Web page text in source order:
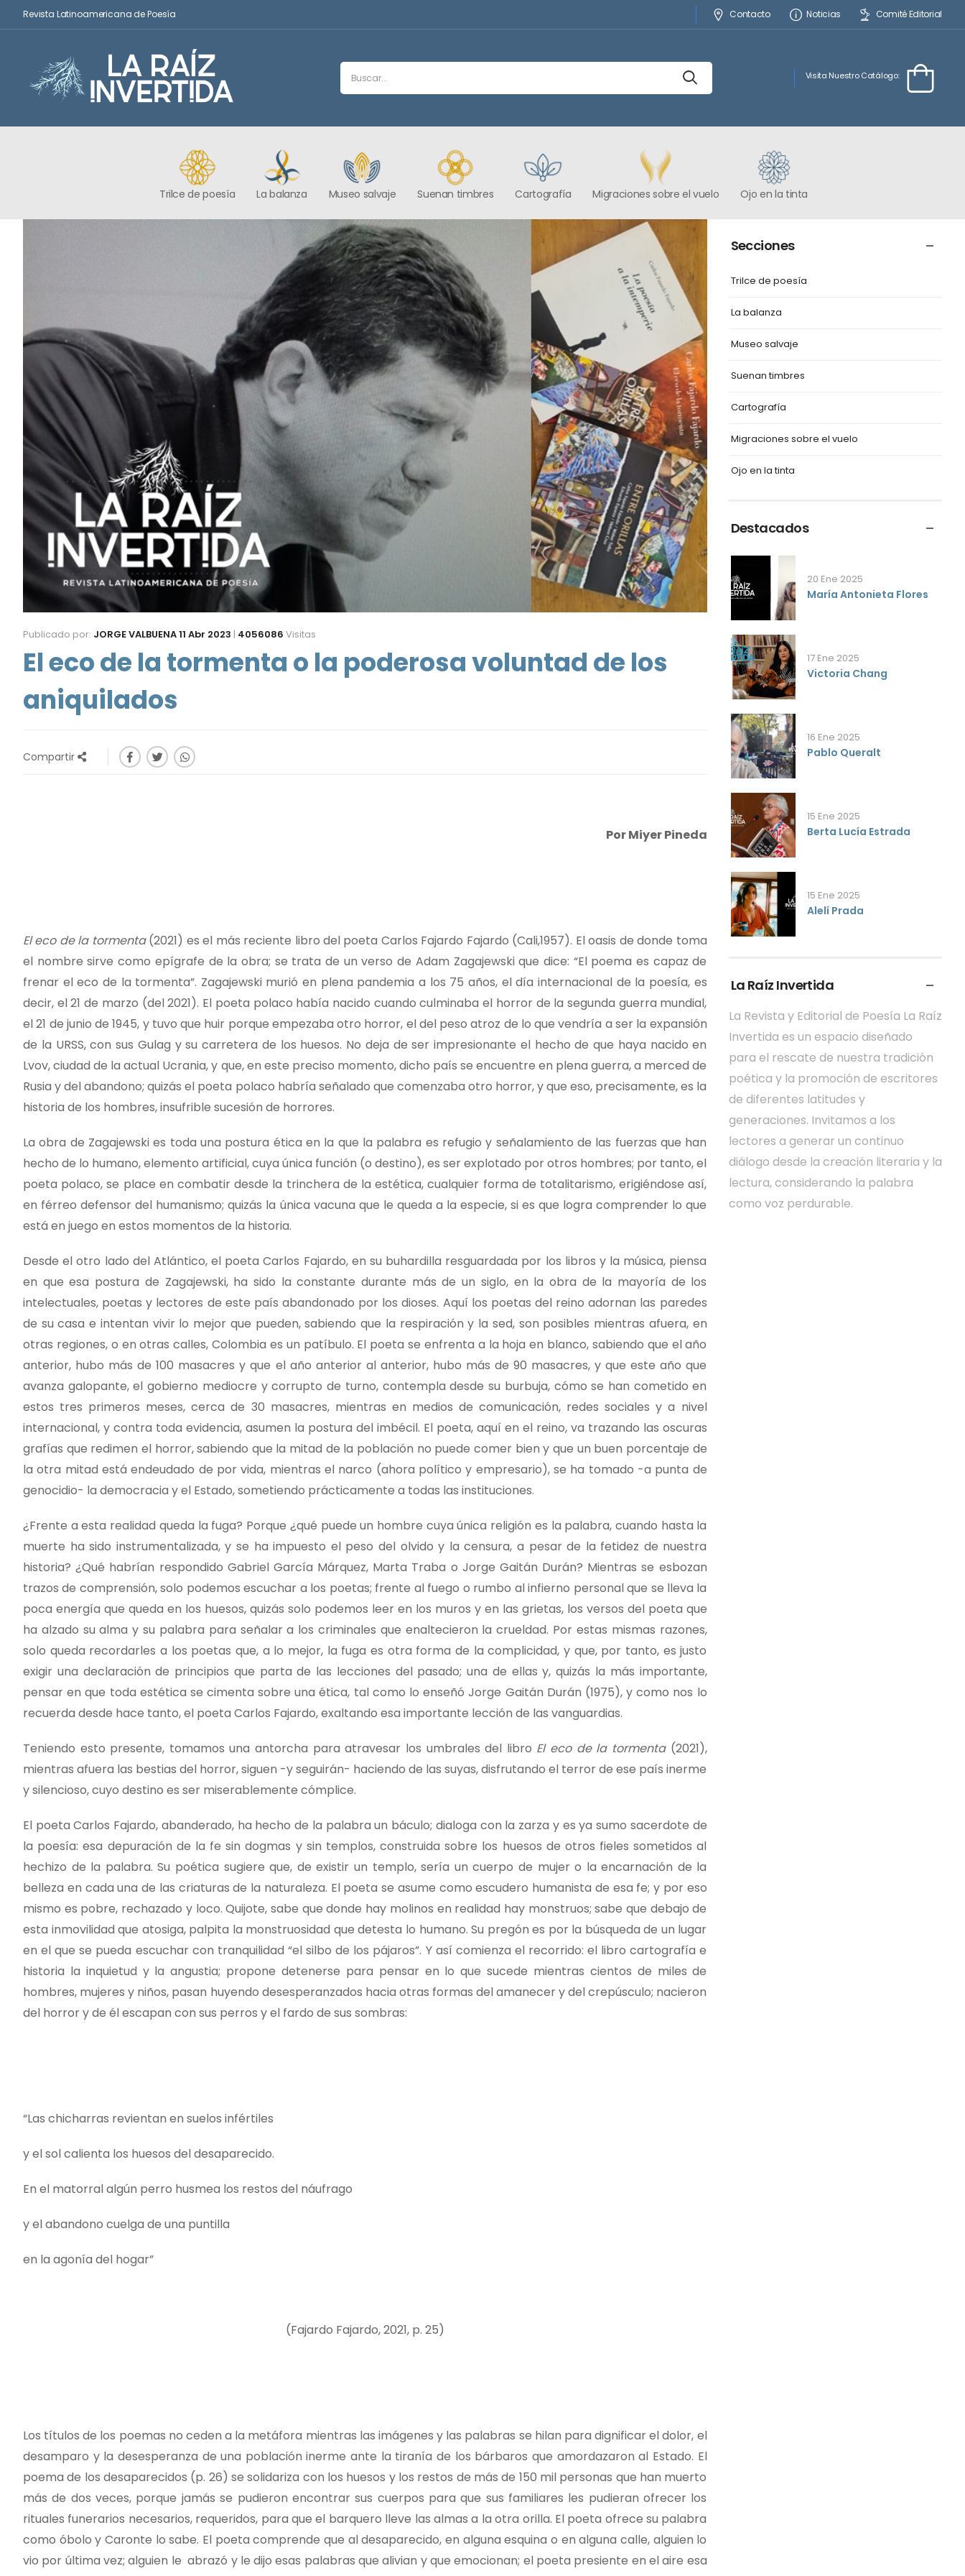
Revista Latinoamericana de Poesía Contacto Noticias Comité Editorial
Visita Nuestro Catálogo:
Trilce de poesía La balanza Museo salvaje Suenan timbres Cartografía Migraciones sobre el vuelo Ojo en la tinta
Publicado por: JORGE VALBUENA11 Abr 2023 | 4056086 Visitas
El eco de la tormenta o la poderosa voluntad de los
aniquilados
Compartir
Por Miyer Pineda
El eco de la tormenta(2021) es el más reciente libro del poeta Carlos Fajardo Fajardo (Cali,1957). El oasis de donde toma
el nombre sirve como epígrafe de la obra; se trata de un verso de Adam Zagajewski que dice: “El poema es capaz de
frenar el eco de la tormenta”. Zagajewski murió en plena pandemia a los 75 años, el día internacional de la poesía, es
decir, el 21 de marzo (del 2021). El poeta polaco había nacido cuando culminaba el horror de la segunda guerra mundial,
el 21 de junio de 1945, y tuvo que huir porque empezaba otro horror, el del peso atroz de lo que vendría a ser la expansión
de la URSS, con sus Gulag y su carretera de los huesos. No deja de ser impresionante el hecho de que haya nacido en
Lvov, ciudad de la actual Ucrania, y que, en este preciso momento, dicho país se encuentre en plena guerra, a merced de
Rusia y del abandono; quizás el poeta polaco habría señalado que comenzaba otro horror, y que eso, precisamente, es la
historia de los hombres, insufrible sucesión de horrores.
La obra de Zagajewski es toda una postura ética en la que la palabra es refugio y señalamiento de las fuerzas que han
hecho de lo humano, elemento artificial, cuya única función (o destino), es ser explotado por otros hombres; por tanto, el
poeta polaco, se place en combatir desde la trinchera de la estética, cualquier forma de totalitarismo, erigiéndose así,
en férreo defensor del humanismo; quizás la única vacuna que le queda a la especie, si es que logra comprender lo que
está en juego en estos momentos de la historia.
Desde el otro lado del Atlántico, el poeta Carlos Fajardo, en su buhardilla resguardada por los libros y la música, piensa
en que esa postura de Zagajewski, ha sido la constante durante más de un siglo, en la obra de la mayoría de los
intelectuales, poetas y lectores de este país abandonado por los dioses. Aquí los poetas del reino adornan las paredes
de su casa e intentan vivir lo mejor que pueden, sabiendo que la respiración y la sed, son posibles mientras afuera, en
otras regiones, o en otras calles, Colombia es un patíbulo. El poeta se enfrenta a la hoja en blanco, sabiendo que el año
anterior, hubo más de 100 masacres y que el año anterior al anterior, hubo más de 90 masacres, y que este año que
avanza galopante, el gobierno mediocre y corrupto de turno, contempla desde su burbuja, cómo se han cometido en
estos tres primeros meses, cerca de 30 masacres, mientras en medios de comunicación, redes sociales y a nivel
internacional, y contra toda evidencia, asumen la postura del imbécil. El poeta, aquí en el reino, va trazando las oscuras
grafías que redimen el horror, sabiendo que la mitad de la población no puede comer bien y que un buen porcentaje de
la otra mitad está endeudado de por vida, mientras el narco (ahora político y empresario), se ha tomado -a punta de
genocidio- la democracia y el Estado, sometiendo prácticamente a todas las instituciones.
¿Frente a esta realidad queda la fuga? Porque ¿qué puede un hombre cuya única religión es la palabra, cuando hasta la
muerte ha sido instrumentalizada, y se ha impuesto el peso del olvido y la censura, a pesar de la fetidez de nuestra
historia? ¿Qué habrían respondido Gabriel García Márquez, Marta Traba o Jorge Gaitán Durán? Mientras se esbozan
trazos de comprensión, solo podemos escuchar a los poetas; frente al fuego o rumbo al infierno personal que se lleva la
poca energía que queda en los huesos, quizás solo podemos leer en los muros y en las grietas, los versos del poeta que
ha alzado su alma y su palabra para señalar a los criminales que enaltecieron la crueldad. Por estas mismas razones,
solo queda recordarles a los poetas que, a lo mejor, la fuga es otra forma de la complicidad, y que, por tanto, es justo
exigir una declaración de principios que parta de las lecciones del pasado; una de ellas y, quizás la más importante,
pensar en que toda estética se cimenta sobre una ética, tal como lo enseñó Jorge Gaitán Durán (1975), y como nos lo
recuerda desde hace tanto, el poeta Carlos Fajardo, exaltando esa importante lección de las vanguardias.
Teniendo esto presente, tomamos una antorcha para atravesar los umbrales del libro El eco de la tormenta(2021),
mientras afuera las bestias del horror, siguen -y seguirán- haciendo de las suyas, disfrutando el terror de ese país inerme
y silencioso, cuyo destino es ser miserablemente cómplice.
El poeta Carlos Fajardo, abanderado, ha hecho de la palabra un báculo; dialoga con la zarza y es ya sumo sacerdote de
la poesía: esa depuración de la fe sin dogmas y sin templos, construida sobre los huesos de otros fieles sometidos al
hechizo de la palabra. Su poética sugiere que, de existir un templo, sería un cuerpo de mujer o la encarnación de la
belleza en cada una de las criaturas de la naturaleza. El poeta se asume como escudero humanista de esa fe; y por eso
mismo es pobre, rechazado y loco. Quijote, sabe que donde hay molinos en realidad hay monstruos; sabe que debajo de
esta inmovilidad que atosiga, palpita la monstruosidad que detesta lo humano. Su pregón es por la búsqueda de un lugar
en el que se pueda escuchar con tranquilidad “el silbo de los pájaros”. Y así comienza el recorrido: el libro cartografía e
historia la inquietud y la angustia; propone detenerse para pensar en lo que sucede mientras cientos de miles de
hombres, mujeres y niños, pasan huyendo desesperanzados hacia otras formas del amanecer y del crepúsculo; nacieron
del horror y de él escapan con sus perros y el fardo de sus sombras:
“Las chicharras revientan en suelos infértiles
y el sol calienta los huesos del desaparecido.
En el matorral algún perro husmea los restos del náufrago
y el abandono cuelga de una puntilla
en la agonía del hogar”
(Fajardo Fajardo, 2021, p. 25)
Los títulos de los poemas no ceden a la metáfora mientras las imágenes y las palabras se hilan para dignificar el dolor, el
desamparo y la desesperanza de una población inerme ante la tiranía de los bárbaros que amordazaron al Estado. El
poema de los desaparecidos (p. 26) se solidariza con los huesos y los restos de más de 150 mil personas que han muerto
más de dos veces, porque jamás se pudieron encontrar sus cuerpos para que sus familiares les pudieran ofrecer los
rituales funerarios necesarios, requeridos, para que el barquero lleve las almas a la otra orilla. El poeta ofrece su palabra
como óbolo y Caronte lo sabe. El poeta comprende que al desaparecido, en alguna esquina o en alguna calle, alguien lo
vio por última vez; alguien le abrazó y le dijo esas palabras que alivian y que emocionan; el poeta presiente en el aire esa
Secciones
Trilce de poesía
La balanza
Museo salvaje
Suenan timbres
Cartografía
Migraciones sobre el vuelo
Ojo en la tinta
Destacados
20 Ene 2025
María Antonieta Flores
17 Ene 2025
Victoria Chang
16 Ene 2025
Pablo Queralt
15 Ene 2025
Berta Lucía Estrada
15 Ene 2025
Alelí Prada
La Raíz Invertida
La Revista y Editorial de Poesía La Raíz
Invertida es un espacio diseñado
para el rescate de nuestra tradición
poética y la promoción de escritores
de diferentes latitudes y
generaciones. Invitamos a los
lectores a generar un continuo
diálogo desde la creación literaria y la
lectura, considerando la palabra
como voz perdurable.